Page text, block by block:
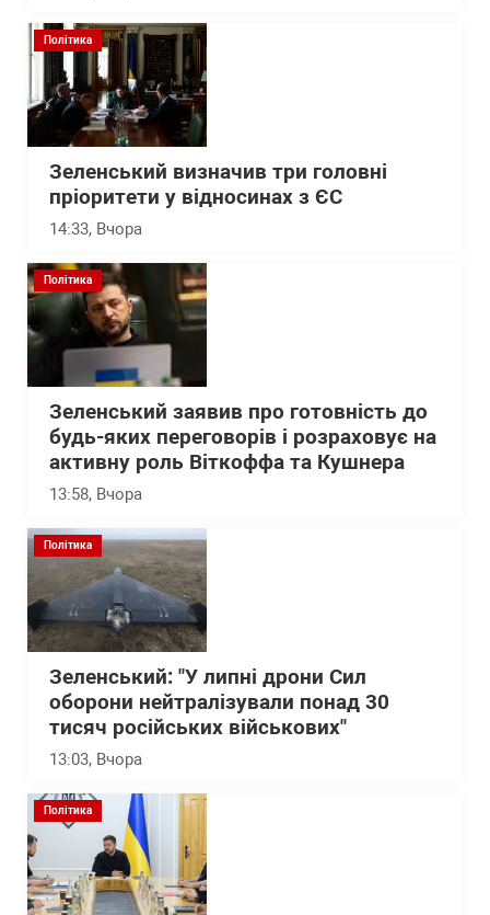
Політика
Зеленський визначив три головні
пріоритети у відносинах з ЄС
14:33, Вчора
Політика
Зеленський заявив про готовність до
будь-яких переговорів і розраховує на
активну роль Віткоффа та Кушнера
13:58, Вчора
Політика
Зеленський: "У липні дрони Сил
оборони нейтралізували понад 30
тисяч російських військових"
13:03, Вчора
Політика